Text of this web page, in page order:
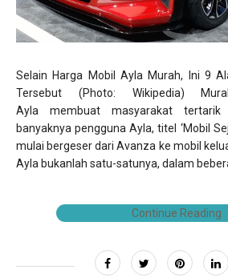
Selain Harga Mobil Ayla Murah, Ini 9
Tersebut (Photo: Wikipedia)
Ayla membuat masyarakat tertarik
banyaknya pengguna Ayla, titel ‘Mobil
mulai bergeser dari Avanza ke mobil
Ayla bukanlah satu-satunya, dalam
Continue Reading